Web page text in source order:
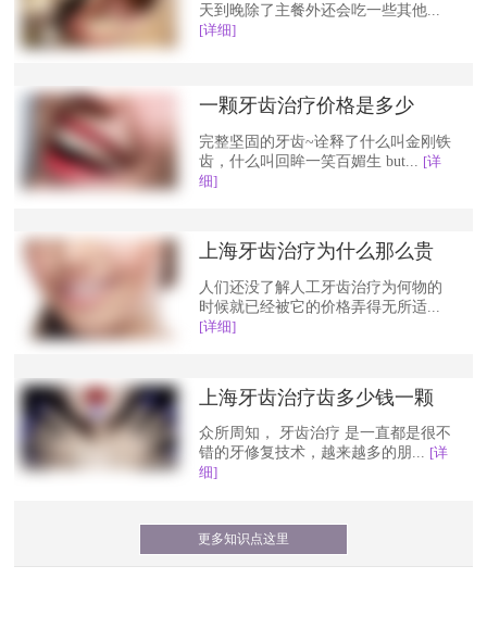
天到晚除了主餐外还会吃一些其他...
[详细]
一颗牙齿治疗价格是多少
完整坚固的牙齿~诠释了什么叫金刚铁
齿，什么叫回眸一笑百媚生 but...
[详
细]
上海牙齿治疗为什么那么贵
人们还没了解人工牙齿治疗为何物的
时候就已经被它的价格弄得无所适...
[详细]
上海牙齿治疗齿多少钱一颗
众所周知， 牙齿治疗 是一直都是很不
错的牙修复技术，越来越多的朋... [详
细]
更多知识点这里